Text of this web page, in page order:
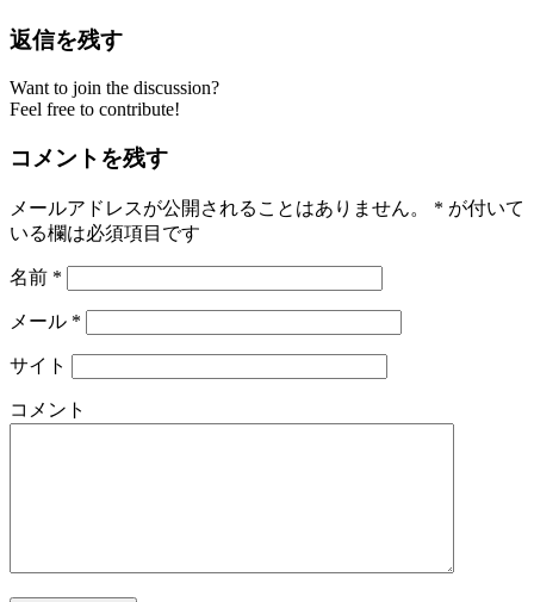
返信を残す
Want to join the discussion?
Feel free to contribute!
コメントを残す
メールアドレスが公開されることはありません。 * が付いて
いる欄は必須項目です
名前 *
メール *
サイト
コメント